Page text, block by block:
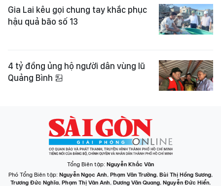
Gia Lai kêu gọi chung tay khắc phục
hậu quả bão số 13
4 tỷ đồng ủng hộ người dân vùng lũ
Quảng Bình
Tổng Biên tập: Nguyễn Khắc Văn
Phó Tổng Biên tập: Nguyễn Ngọc Anh, Phạm Văn Trường, Bùi Thị Hồng Sương,
Trương Đức Nghĩa, Phạm Thị Vân Anh, Dương Văn Quang, Nguyễn Đức Hiển,